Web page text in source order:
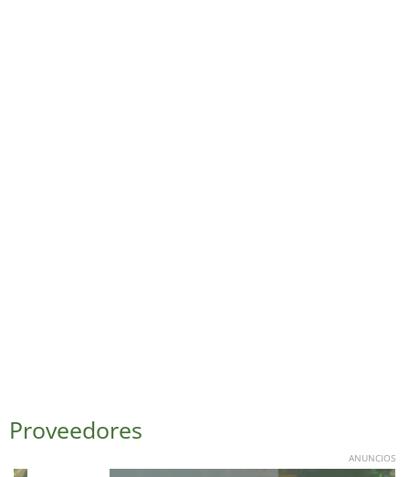
Proveedores
ANUNCIOS